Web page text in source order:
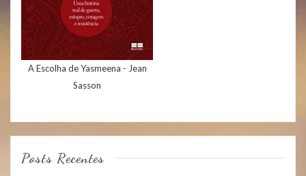
A Escolha de Yasmeena - Jean
Sasson
Posts Recentes